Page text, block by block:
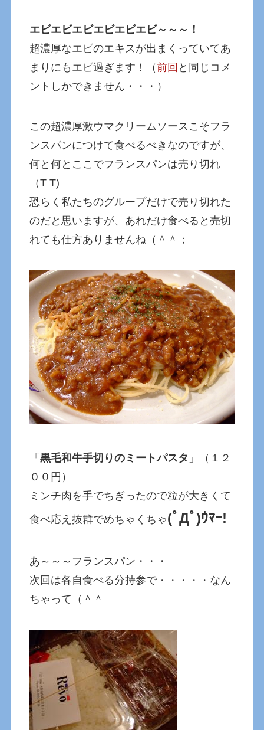
エビエビエビエビエビエビ～～～！
超濃厚なエビのエキスが出まくっていてあ
まりにもエビ過ぎます！（前回 と同じコメ
ントしかできません・・・）
この超濃厚激ウマクリームソースこそフラ
ンスパンにつけて食べるべきなのですが、
何と何とここでフランスパンは売り切れ
（T T)
恐らく私たちのグループだけで売り切れた
のだと思いますが、あれだけ食べると売切
れても仕方ありませんね（＾＾；
「黒毛和牛手切りのミートパスタ 」（１２
００円）
ミンチ肉を手でちぎったので粒が大きくて
食べ応え抜群でめちゃくちゃ(ﾟДﾟ)ｳﾏｰ!
あ～～～フランスパン・・・
次回は各自食べる分持参で・・・・・なん
ちゃって（＾＾